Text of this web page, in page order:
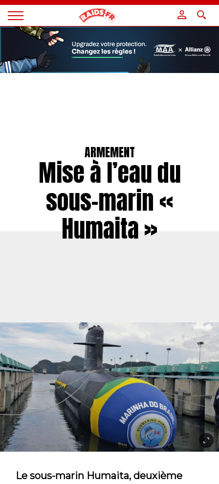
Magazine
Raids
ARMEMENT
Mise à l’eau du
sous-marin «
Humaita »
Le sous-marin Humaita, deuxième
Panneau de gestion des cookies